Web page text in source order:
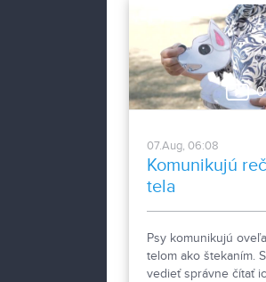
upozorňuje na
pracovné podmienky
sestier v domácej
ošetrovateľskej
starostlivosti počas
horúčav.
07.Aug, 06:08
Komunikujú
tela
Psy komunikujú
telom ako štekaním.
vedieť správne čítať